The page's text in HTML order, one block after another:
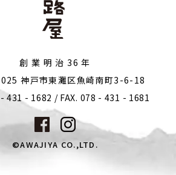
創 業 明 治 36 年
神戸市東灘区魚崎南町3-6-18
431 - 1682 / FAX. 078 - 431 - 1681
©AWAJIYA CO.,LTD.